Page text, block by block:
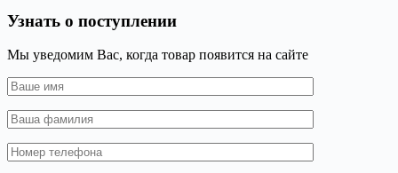
Узнать о поступлении
Мы уведомим Вас, когда товар появится на сайте